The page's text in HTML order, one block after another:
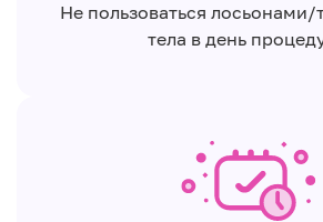
Не пользоваться
тела в день